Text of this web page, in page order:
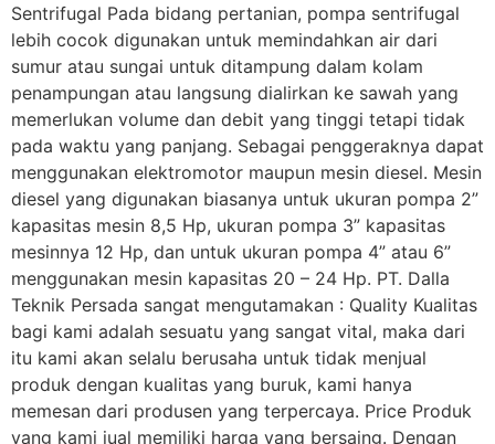
Sentrifugal Pada bidang pertanian, pompa sentrifugal
lebih cocok digunakan untuk memindahkan air dari
sumur atau sungai untuk ditampung dalam kolam
penampungan atau langsung dialirkan ke sawah yang
memerlukan volume dan debit yang tinggi tetapi tidak
pada waktu yang panjang. Sebagai penggeraknya dapat
menggunakan elektromotor maupun mesin diesel. Mesin
diesel yang digunakan biasanya untuk ukuran pompa 2”
kapasitas mesin 8,5 Hp, ukuran pompa 3” kapasitas
mesinnya 12 Hp, dan untuk ukuran pompa 4” atau 6”
menggunakan mesin kapasitas 20 – 24 Hp. PT. Dalla
Teknik Persada sangat mengutamakan : Quality Kualitas
bagi kami adalah sesuatu yang sangat vital, maka dari
itu kami akan selalu berusaha untuk tidak menjual
produk dengan kualitas yang buruk, kami hanya
memesan dari produsen yang terpercaya. Price Produk
yang kami jual memiliki harga yang bersaing. Dengan